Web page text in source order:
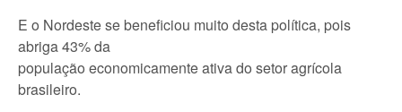
E o Nordeste se beneficiou muito desta política, pois
abriga 43% da
população economicamente ativa do setor agrícola
brasileiro.